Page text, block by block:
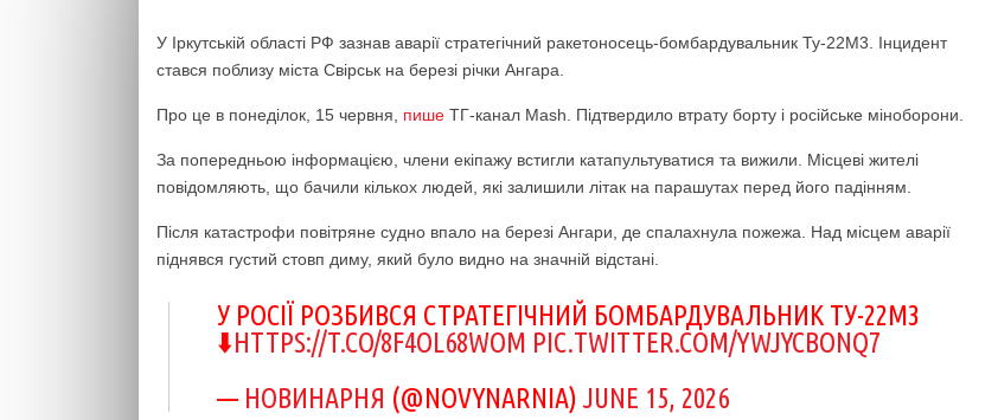
У Іркутській області РФ зазнав аварії стратегічний ракетоносець-бомбардувальник Ту-22М3. Інцидент
стався поблизу міста Свірськ на березі річки Ангара.
Про це в понеділок, 15 червня, пише ТГ-канал Mash. Підтвердило втрату борту і російське міноборони.
За попередньою інформацією, члени екіпажу встигли катапультуватися та вижили. Місцеві жителі
повідомляють, що бачили кількох людей, які залишили літак на парашутах перед його падінням.
Після катастрофи повітряне судно впало на березі Ангари, де спалахнула пожежа. Над місцем аварії
піднявся густий стовп диму, який було видно на значній відстані.
У РОСІЇ РОЗБИВСЯ СТРАТЕГІЧНИЙ БОМБАРДУВАЛЬНИК ТУ-22М3
⬇️HTTPS://T.CO/8F4OL68WOM PIC.TWITTER.COM/YWJYCBONQ7
— НОВИНАРНЯ (@NOVYNARNIA)JUNE 15, 2026